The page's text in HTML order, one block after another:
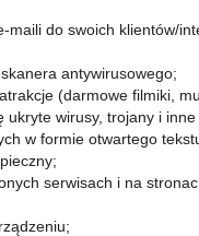
maili do swoich klientów/
antywirusowego;
(darmowe filmiki,
wirusy, trojany i
w formie otwartego
serwisach i na